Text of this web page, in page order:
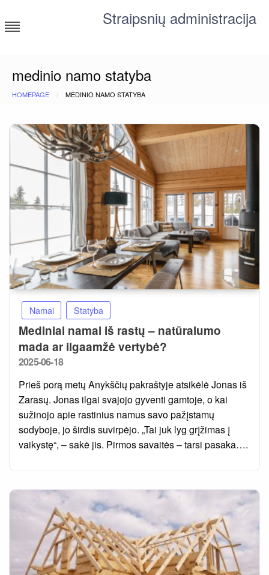
to
content
Straipsnių administracija
medinio namo statyba
HOMEPAGE MEDINIO NAMO STATYBA
Namai Statyba
Mediniai namai iš rastų – natūralumo
mada ar ilgaamžė vertybė?
Posted
2025-06-18
Prieš porą metų Anykščių pakraštyje atsikėlė Jonas iš
Zarasų. Jonas ilgai svajojo gyventi gamtoje, o kai
sužinojo apie rastinius namus savo pažįstamų
sodyboje, jo širdis suvirpėjo. „Tai juk lyg grįžimas į
vaikystę“, – sakė jis. Pirmos savaitės – tarsi pasaka….